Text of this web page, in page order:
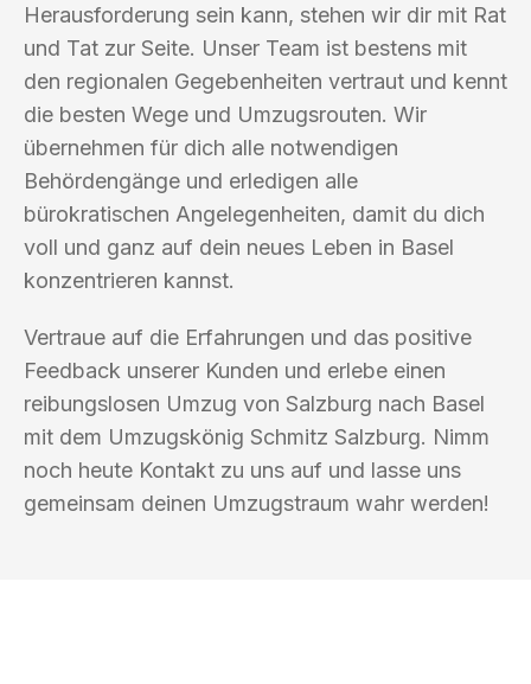
Herausforderung sein kann, stehen wir dir mit Rat
und Tat zur Seite. Unser Team ist bestens mit
den regionalen Gegebenheiten vertraut und kennt
die besten Wege und Umzugsrouten. Wir
übernehmen für dich alle notwendigen
Behördengänge und erledigen alle
bürokratischen Angelegenheiten, damit du dich
voll und ganz auf dein neues Leben in Basel
konzentrieren kannst.
Vertraue auf die Erfahrungen und das positive
Feedback unserer Kunden und erlebe einen
reibungslosen Umzug von Salzburg nach Basel
mit dem Umzugskönig Schmitz Salzburg. Nimm
noch heute Kontakt zu uns auf und lasse uns
gemeinsam deinen Umzugstraum wahr werden!